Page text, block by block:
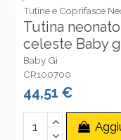
Tutine e Coprifasce
Tutina
celeste Baby
Baby Gi
CR100700
44,51 €